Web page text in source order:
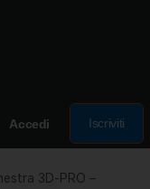
Accedi Iscriviti
3D-PRO –